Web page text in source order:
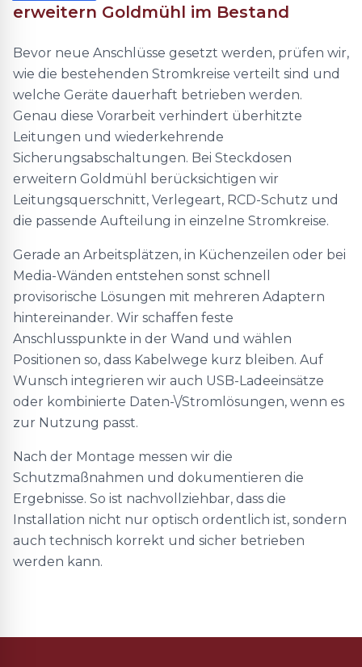
erweitern Goldmühl im Bestand
Bevor neue Anschlüsse gesetzt werden, prüfen wir,
wie die bestehenden Stromkreise verteilt sind und
welche Geräte dauerhaft betrieben werden.
Genau diese Vorarbeit verhindert überhitzte
Leitungen und wiederkehrende
Sicherungsabschaltungen. Bei Steckdosen
erweitern Goldmühl berücksichtigen wir
Leitungsquerschnitt, Verlegeart, RCD-Schutz und
die passende Aufteilung in einzelne Stromkreise.
Gerade an Arbeitsplätzen, in Küchenzeilen oder bei
Media-Wänden entstehen sonst schnell
provisorische Lösungen mit mehreren Adaptern
hintereinander. Wir schaffen feste
Anschlusspunkte in der Wand und wählen
Positionen so, dass Kabelwege kurz bleiben. Auf
Wunsch integrieren wir auch USB-Ladeeinsätze
oder kombinierte Daten-\/Stromlösungen, wenn es
zur Nutzung passt.
Nach der Montage messen wir die
Schutzmaßnahmen und dokumentieren die
Ergebnisse. So ist nachvollziehbar, dass die
Installation nicht nur optisch ordentlich ist, sondern
auch technisch korrekt und sicher betrieben
werden kann.